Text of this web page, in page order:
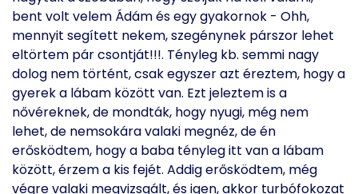
bent volt velem Ádám és egy gyakornok - Ohh,
mennyit segített nekem, szegénynek párszor lehet
eltörtem pár csontját!!!. Tényleg kb. semmi nagy
dolog nem történt, csak egyszer azt éreztem, hogy a
gyerek a lábam között van. Ezt jeleztem is a
nővéreknek, de mondták, hogy nyugi, még nem
lehet, de nemsokára valaki megnéz, de én
erősködtem, hogy a baba tényleg itt van a lábam
között, érzem a kis fejét. Addig erősködtem, még
végre valaki megvizsgált, és igen, akkor turbófokozat